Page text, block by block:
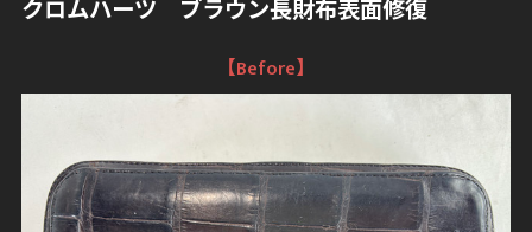
クロムハーツ ブラウン長財布表面修復
【Before】